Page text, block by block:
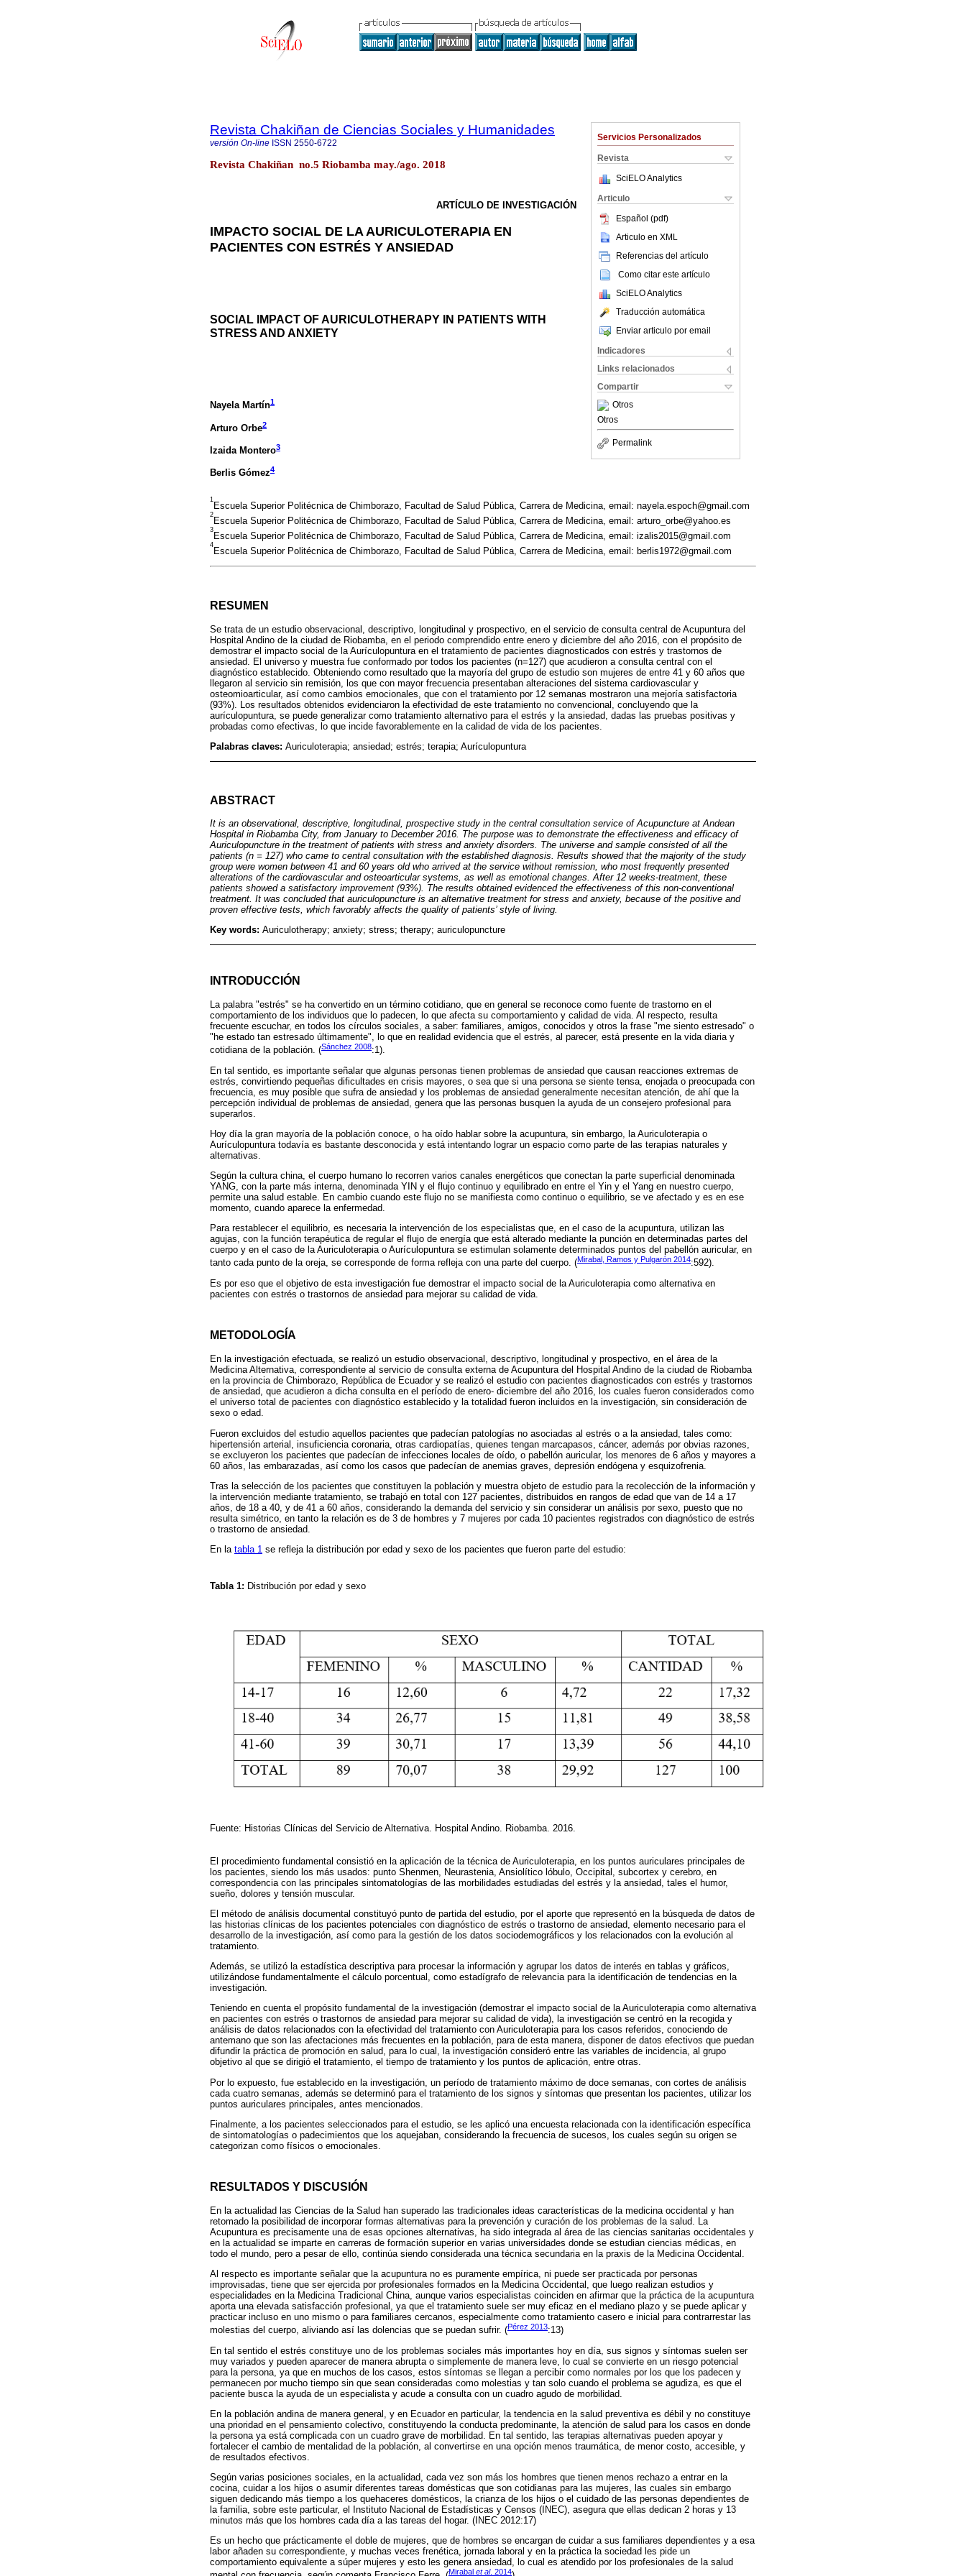
Servicios Personalizados
Revista
SciELO Analytics
Articulo
Español (pdf)
Articulo en XML
Referencias del artículo
Como citar este artículo
SciELO Analytics
Traducción automática
Enviar articulo por email
Indicadores
Links relacionados
Compartir
Otros
Otros
Permalink
Revista Chakiñan de Ciencias Sociales y Humanidades
versión On-line ISSN 2550-6722
Revista Chakiñan no.5 Riobamba may./ago. 2018
ARTÍCULO DE INVESTIGACIÓN
IMPACTO SOCIAL DE LA AURICULOTERAPIA EN
PACIENTES CON ESTRÉS Y ANSIEDAD
SOCIAL IMPACT OF AURICULOTHERAPY IN PATIENTS WITH
STRESS AND ANXIETY
Nayela Martín1
Arturo Orbe2
Izaida Montero3
Berlis Gómez4
1
Escuela Superior Politécnica de Chimborazo, Facultad de Salud Pública, Carrera de Medicina, email: nayela.espoch@gmail.com
2
Escuela Superior Politécnica de Chimborazo, Facultad de Salud Pública, Carrera de Medicina, email: arturo_orbe@yahoo.es
3
Escuela Superior Politécnica de Chimborazo, Facultad de Salud Pública, Carrera de Medicina, email: izalis2015@gmail.com
4
Escuela Superior Politécnica de Chimborazo, Facultad de Salud Pública, Carrera de Medicina, email: berlis1972@gmail.com
RESUMEN
Se trata de un estudio observacional, descriptivo, longitudinal y prospectivo, en el servicio de consulta central de Acupuntura del
Hospital Andino de la ciudad de Riobamba, en el periodo comprendido entre enero y diciembre del año 2016, con el propósito de
demostrar el impacto social de la Aurículopuntura en el tratamiento de pacientes diagnosticados con estrés y trastornos de
ansiedad. El universo y muestra fue conformado por todos los pacientes (n=127) que acudieron a consulta central con el
diagnóstico establecido. Obteniendo como resultado que la mayoría del grupo de estudio son mujeres de entre 41 y 60 años que
llegaron al servicio sin remisión, los que con mayor frecuencia presentaban alteraciones del sistema cardiovascular y
osteomioarticular, así como cambios emocionales, que con el tratamiento por 12 semanas mostraron una mejoría satisfactoria
(93%). Los resultados obtenidos evidenciaron la efectividad de este tratamiento no convencional, concluyendo que la
aurículopuntura, se puede generalizar como tratamiento alternativo para el estrés y la ansiedad, dadas las pruebas positivas y
probadas como efectivas, lo que incide favorablemente en la calidad de vida de los pacientes.
Palabras claves: Auriculoterapia; ansiedad; estrés; terapia; Aurículopuntura
ABSTRACT
It is an observational, descriptive, longitudinal, prospective study in the central consultation service of Acupuncture at Andean
Hospital in Riobamba City, from January to December 2016. The purpose was to demonstrate the effectiveness and efficacy of
Auriculopuncture in the treatment of patients with stress and anxiety disorders. The universe and sample consisted of all the
patients (n = 127) who came to central consultation with the established diagnosis. Results showed that the majority of the study
group were women between 41 and 60 years old who arrived at the service without remission, who most frequently presented
alterations of the cardiovascular and osteoarticular systems, as well as emotional changes. After 12 weeks-treatment, these
patients showed a satisfactory improvement (93%). The results obtained evidenced the effectiveness of this non-conventional
treatment. It was concluded that auriculopuncture is an alternative treatment for stress and anxiety, because of the positive and
proven effective tests, which favorably affects the quality of patients’ style of living.
Key words: Auriculotherapy; anxiety; stress; therapy; auriculopuncture
INTRODUCCIÓN
La palabra "estrés" se ha convertido en un término cotidiano, que en general se reconoce como fuente de trastorno en el
comportamiento de los individuos que lo padecen, lo que afecta su comportamiento y calidad de vida. Al respecto, resulta
frecuente escuchar, en todos los círculos sociales, a saber: familiares, amigos, conocidos y otros la frase "me siento estresado" o
"he estado tan estresado últimamente", lo que en realidad evidencia que el estrés, al parecer, está presente en la vida diaria y
cotidiana de la población. (Sánchez 2008:1).
En tal sentido, es importante señalar que algunas personas tienen problemas de ansiedad que causan reacciones extremas de
estrés, convirtiendo pequeñas dificultades en crisis mayores, o sea que si una persona se siente tensa, enojada o preocupada con
frecuencia, es muy posible que sufra de ansiedad y los problemas de ansiedad generalmente necesitan atención, de ahí que la
percepción individual de problemas de ansiedad, genera que las personas busquen la ayuda de un consejero profesional para
superarlos.
Hoy día la gran mayoría de la población conoce, o ha oído hablar sobre la acupuntura, sin embargo, la Auriculoterapia o
Aurículopuntura todavía es bastante desconocida y está intentando lograr un espacio como parte de las terapias naturales y
alternativas.
Según la cultura china, el cuerpo humano lo recorren varios canales energéticos que conectan la parte superficial denominada
YANG, con la parte más interna, denominada YIN y el flujo continuo y equilibrado en entre el Yin y el Yang en nuestro cuerpo,
permite una salud estable. En cambio cuando este flujo no se manifiesta como continuo o equilibrio, se ve afectado y es en ese
momento, cuando aparece la enfermedad.
Para restablecer el equilibrio, es necesaria la intervención de los especialistas que, en el caso de la acupuntura, utilizan las
agujas, con la función terapéutica de regular el flujo de energía que está alterado mediante la punción en determinadas partes del
cuerpo y en el caso de la Auriculoterapia o Aurículopuntura se estimulan solamente determinados puntos del pabellón auricular, en
tanto cada punto de la oreja, se corresponde de forma refleja con una parte del cuerpo. (Mirabal, Ramos y Pulgarón 2014:592).
Es por eso que el objetivo de esta investigación fue demostrar el impacto social de la Auriculoterapia como alternativa en
pacientes con estrés o trastornos de ansiedad para mejorar su calidad de vida.
METODOLOGÍA
En la investigación efectuada, se realizó un estudio observacional, descriptivo, longitudinal y prospectivo, en el área de la
Medicina Alternativa, correspondiente al servicio de consulta externa de Acupuntura del Hospital Andino de la ciudad de Riobamba
en la provincia de Chimborazo, República de Ecuador y se realizó el estudio con pacientes diagnosticados con estrés y trastornos
de ansiedad, que acudieron a dicha consulta en el período de enero- diciembre del año 2016, los cuales fueron considerados como
el universo total de pacientes con diagnóstico establecido y la totalidad fueron incluidos en la investigación, sin consideración de
sexo o edad.
Fueron excluidos del estudio aquellos pacientes que padecían patologías no asociadas al estrés o a la ansiedad, tales como:
hipertensión arterial, insuficiencia coronaria, otras cardiopatías, quienes tengan marcapasos, cáncer, además por obvias razones,
se excluyeron los pacientes que padecían de infecciones locales de oído, o pabellón auricular, los menores de 6 años y mayores a
60 años, las embarazadas, así como los casos que padecían de anemias graves, depresión endógena y esquizofrenia.
Tras la selección de los pacientes que constituyen la población y muestra objeto de estudio para la recolección de la información y
la intervención mediante tratamiento, se trabajó en total con 127 pacientes, distribuidos en rangos de edad que van de 14 a 17
años, de 18 a 40, y de 41 a 60 años, considerando la demanda del servicio y sin considerar un análisis por sexo, puesto que no
resulta simétrico, en tanto la relación es de 3 de hombres y 7 mujeres por cada 10 pacientes registrados con diagnóstico de estrés
o trastorno de ansiedad.
En la tabla 1 se refleja la distribución por edad y sexo de los pacientes que fueron parte del estudio:
Tabla 1: Distribución por edad y sexo
Fuente: Historias Clínicas del Servicio de Alternativa. Hospital Andino. Riobamba. 2016.
El procedimiento fundamental consistió en la aplicación de la técnica de Auriculoterapia, en los puntos auriculares principales de
los pacientes, siendo los más usados: punto Shenmen, Neurastenia, Ansiolítico lóbulo, Occipital, subcortex y cerebro, en
correspondencia con las principales sintomatologías de las morbilidades estudiadas del estrés y la ansiedad, tales el humor,
sueño, dolores y tensión muscular.
El método de análisis documental constituyó punto de partida del estudio, por el aporte que representó en la búsqueda de datos de
las historias clínicas de los pacientes potenciales con diagnóstico de estrés o trastorno de ansiedad, elemento necesario para el
desarrollo de la investigación, así como para la gestión de los datos sociodemográficos y los relacionados con la evolución al
tratamiento.
Además, se utilizó la estadística descriptiva para procesar la información y agrupar los datos de interés en tablas y gráficos,
utilizándose fundamentalmente el cálculo porcentual, como estadígrafo de relevancia para la identificación de tendencias en la
investigación.
Teniendo en cuenta el propósito fundamental de la investigación (demostrar el impacto social de la Auriculoterapia como alternativa
en pacientes con estrés o trastornos de ansiedad para mejorar su calidad de vida), la investigación se centró en la recogida y
análisis de datos relacionados con la efectividad del tratamiento con Auriculoterapia para los casos referidos, conociendo de
antemano que son las afectaciones más frecuentes en la población, para de esta manera, disponer de datos efectivos que puedan
difundir la práctica de promoción en salud, para lo cual, la investigación consideró entre las variables de incidencia, al grupo
objetivo al que se dirigió el tratamiento, el tiempo de tratamiento y los puntos de aplicación, entre otras.
Por lo expuesto, fue establecido en la investigación, un período de tratamiento máximo de doce semanas, con cortes de análisis
cada cuatro semanas, además se determinó para el tratamiento de los signos y síntomas que presentan los pacientes, utilizar los
puntos auriculares principales, antes mencionados.
Finalmente, a los pacientes seleccionados para el estudio, se les aplicó una encuesta relacionada con la identificación específica
de sintomatologías o padecimientos que los aquejaban, considerando la frecuencia de sucesos, los cuales según su origen se
categorizan como físicos o emocionales.
RESULTADOS Y DISCUSIÓN
En la actualidad las Ciencias de la Salud han superado las tradicionales ideas características de la medicina occidental y han
retomado la posibilidad de incorporar formas alternativas para la prevención y curación de los problemas de la salud. La
Acupuntura es precisamente una de esas opciones alternativas, ha sido integrada al área de las ciencias sanitarias occidentales y
en la actualidad se imparte en carreras de formación superior en varias universidades donde se estudian ciencias médicas, en
todo el mundo, pero a pesar de ello, continúa siendo considerada una técnica secundaria en la praxis de la Medicina Occidental.
Al respecto es importante señalar que la acupuntura no es puramente empírica, ni puede ser practicada por personas
improvisadas, tiene que ser ejercida por profesionales formados en la Medicina Occidental, que luego realizan estudios y
especialidades en la Medicina Tradicional China, aunque varios especialistas coinciden en afirmar que la práctica de la acupuntura
aporta una elevada satisfacción profesional, ya que el tratamiento suele ser muy eficaz en el mediano plazo y se puede aplicar y
practicar incluso en uno mismo o para familiares cercanos, especialmente como tratamiento casero e inicial para contrarrestar las
molestias del cuerpo, aliviando así las dolencias que se puedan sufrir. (Pérez 2013:13)
En tal sentido el estrés constituye uno de los problemas sociales más importantes hoy en día, sus signos y síntomas suelen ser
muy variados y pueden aparecer de manera abrupta o simplemente de manera leve, lo cual se convierte en un riesgo potencial
para la persona, ya que en muchos de los casos, estos síntomas se llegan a percibir como normales por los que los padecen y
permanecen por mucho tiempo sin que sean consideradas como molestias y tan solo cuando el problema se agudiza, es que el
paciente busca la ayuda de un especialista y acude a consulta con un cuadro agudo de morbilidad.
En la población andina de manera general, y en Ecuador en particular, la tendencia en la salud preventiva es débil y no constituye
una prioridad en el pensamiento colectivo, constituyendo la conducta predominante, la atención de salud para los casos en donde
la persona ya está complicada con un cuadro grave de morbilidad. En tal sentido, las terapias alternativas pueden apoyar y
fortalecer el cambio de mentalidad de la población, al convertirse en una opción menos traumática, de menor costo, accesible, y
de resultados efectivos.
Según varias posiciones sociales, en la actualidad, cada vez son más los hombres que tienen menos rechazo a entrar en la
cocina, cuidar a los hijos o asumir diferentes tareas domésticas que son cotidianas para las mujeres, las cuales sin embargo
siguen dedicando más tiempo a los quehaceres domésticos, la crianza de los hijos o el cuidado de las personas dependientes de
la familia, sobre este particular, el Instituto Nacional de Estadísticas y Censos (INEC), asegura que ellas dedican 2 horas y 13
minutos más que los hombres cada día a las tareas del hogar. (INEC 2012:17)
Es un hecho que prácticamente el doble de mujeres, que de hombres se encargan de cuidar a sus familiares dependientes y a esa
labor añaden su correspondiente, y muchas veces frenética, jornada laboral y en la práctica la sociedad les pide un
comportamiento equivalente a súper mujeres y esto les genera ansiedad, lo cual es atendido por los profesionales de la salud
Mirabal et al. 2014